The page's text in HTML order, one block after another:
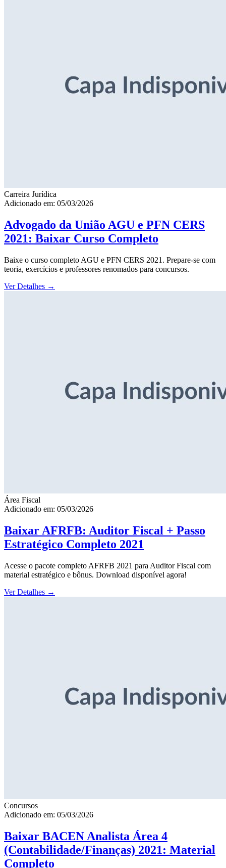
Carreira Jurídica
Adicionado em: 05/03/2026
Advogado da União AGU e PFN CERS
2021: Baixar Curso Completo
Baixe o curso completo AGU e PFN CERS 2021. Prepare-se com
teoria, exercícios e professores renomados para concursos.
Ver Detalhes →
Área Fiscal
Adicionado em: 05/03/2026
Baixar AFRFB: Auditor Fiscal + Passo
Estratégico Completo 2021
Acesse o pacote completo AFRFB 2021 para Auditor Fiscal com
material estratégico e bônus. Download disponível agora!
Ver Detalhes →
Concursos
Adicionado em: 05/03/2026
Baixar BACEN Analista Área 4
(Contabilidade/Finanças) 2021: Material
Completo